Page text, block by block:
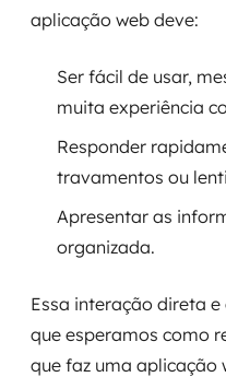
aplicação web deve:
Ser fácil de usar,
muita experiência
Responder
travamentos ou
Apresentar as
organizada.
Essa interação direta
que esperamos como
que faz uma aplicação